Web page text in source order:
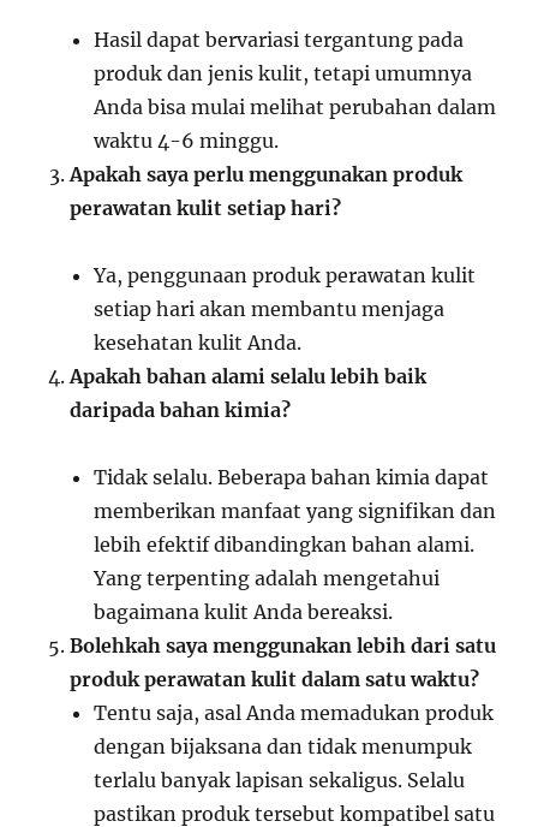
Hasil dapat bervariasi tergantung pada
produk dan jenis kulit, tetapi umumnya
Anda bisa mulai melihat perubahan dalam
waktu 4-6 minggu.
Apakah saya perlu menggunakan produk
perawatan kulit setiap hari?
Ya, penggunaan produk perawatan kulit
setiap hari akan membantu menjaga
kesehatan kulit Anda.
Apakah bahan alami selalu lebih baik
daripada bahan kimia?
Tidak selalu. Beberapa bahan kimia dapat
memberikan manfaat yang signifikan dan
lebih efektif dibandingkan bahan alami.
Yang terpenting adalah mengetahui
bagaimana kulit Anda bereaksi.
Bolehkah saya menggunakan lebih dari satu
produk perawatan kulit dalam satu waktu?
Tentu saja, asal Anda memadukan produk
dengan bijaksana dan tidak menumpuk
terlalu banyak lapisan sekaligus. Selalu
pastikan produk tersebut kompatibel satu